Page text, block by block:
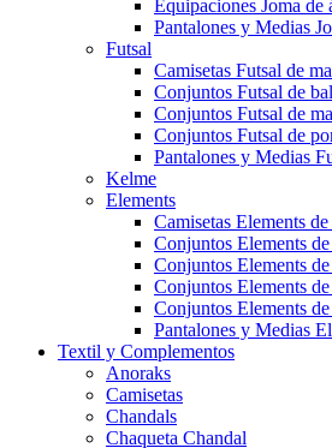
Equipaciones Joma de
Pantalones y Medias
Futsal
Camisetas Futsal de
Conjuntos Futsal de
Conjuntos Futsal de
Conjuntos Futsal de
Pantalones y Medias
Kelme
Elements
Camisetas Elements
Conjuntos Elements
Conjuntos Elements
Conjuntos Elements
Conjuntos Elements
Pantalones y Medias
Textil y Complementos
Anoraks
Camisetas
Chandals
Chaqueta Chandal